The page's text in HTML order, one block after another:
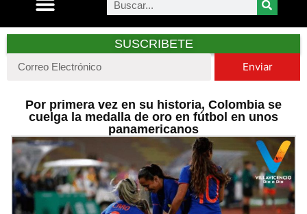
SUSCRIBETE
Enviar
Por primera vez en su historia, Colombia se
cuelga la medalla de oro en fútbol en unos
panamericanos